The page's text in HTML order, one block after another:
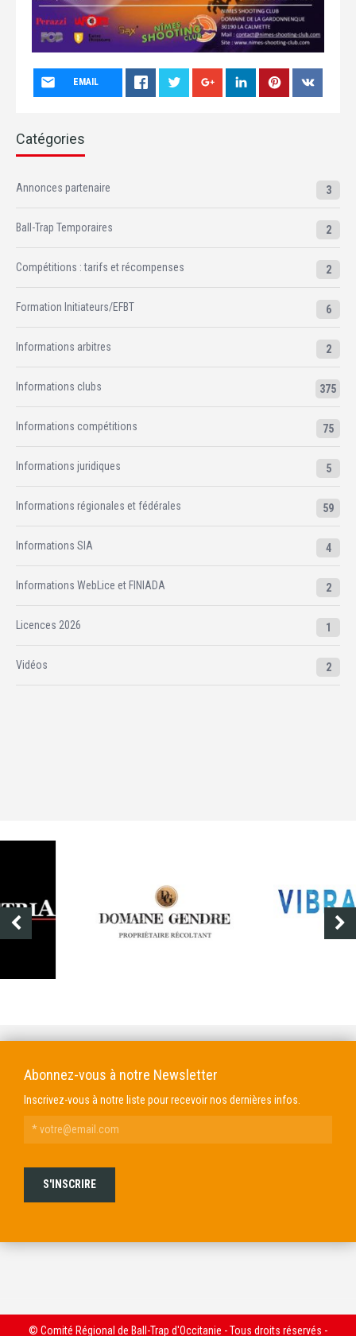
EMAIL
Catégories
Annonces partenaire 3
Ball-Trap Temporaires 2
Compétitions : tarifs et récompenses 2
Formation Initiateurs/EFBT 6
Informations arbitres 2
Informations clubs 375
Informations compétitions 75
Informations juridiques 5
Informations régionales et fédérales 59
Informations SIA 4
Informations WebLice et FINIADA 2
Licences 2026 1
Vidéos 2
Abonnez-vous à notre Newsletter
Inscrivez-vous à notre liste pour recevoir nos dernières infos.
© Comité Régional de Ball-Trap d'Occitanie - Tous droits réservés -